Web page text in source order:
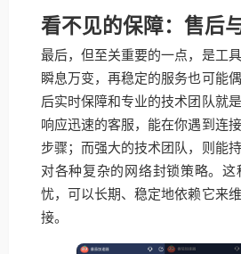
看不见的保障：售后
最后，但至关重要的一点，是工
瞬息万变，再稳定的服务也可能
后实时保障和专业的技术团队就
响应迅速的客服，能在你遇到连
步骤；而强大的技术团队，则能
对各种复杂的网络封锁策略。这
忧，可以长期、稳定地依赖它来
接。